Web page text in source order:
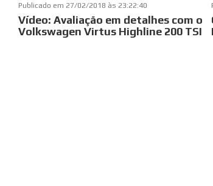
Publicado em 27/02/2018 às 23:22:40
Vídeo: Avaliação em detalhes com o
Volkswagen Virtus Highline 200 TSI